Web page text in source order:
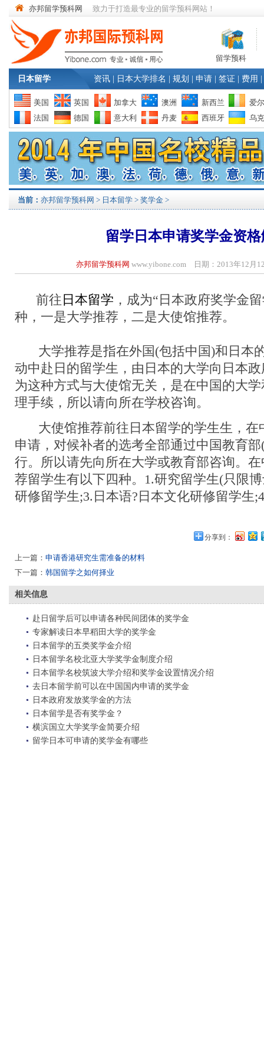
亦邦留学预科网 致力于打造最专业的留学预科网站！
留学预科
日本留学 资讯 日本大学排名 规划 申请 签证 费用
美国 英国 加拿大 澳洲 新西兰
爱
法国
德国 意大利 丹麦 西班牙 乌
当前： 亦邦留学预科网 > 日本留学 > 奖学金 >
留学日本申请奖学金资
亦邦留学预科网 www.yibone.com 日期：2013年12月
前往 日本留学 ，成为“日本政府奖学金
种，一是大学推荐，二是大使馆推荐。
大学推荐是指在外国(包括中国)和日本
动中赴日的留学生，由日本的大学向日本
为这种方式与大使馆无关，是在中国的大
理手续，所以请向所在学校咨询。
大使馆推荐前往日本留学的学生生，在
申请，对候补者的选考全部通过中国教育
行。所以请先向所在大学或教育部咨询。
荐留学生有以下四种。1.研究留学生(只限
研修留学生;3.日本语?日本文化研修留学生
分享到：
上一篇： 申请香港研究生需准备的材料
下一篇： 韩国留学之如何择业
相关信息
赴日留学后可以申请各种民间团体的奖学金
专家解读日本早稻田大学的奖学金
日本留学的五类奖学金介绍
日本留学名校北亚大学奖学金制度介绍
日本留学名校筑波大学介绍和奖学金设置情况介绍
去日本留学前可以在中国国内申请的奖学金
日本政府发放奖学金的方法
日本留学是否有奖学金？
横滨国立大学奖学金简要介绍
留学日本可申请的奖学金有哪些